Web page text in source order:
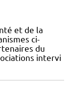
et de la
ci-
du
intervi